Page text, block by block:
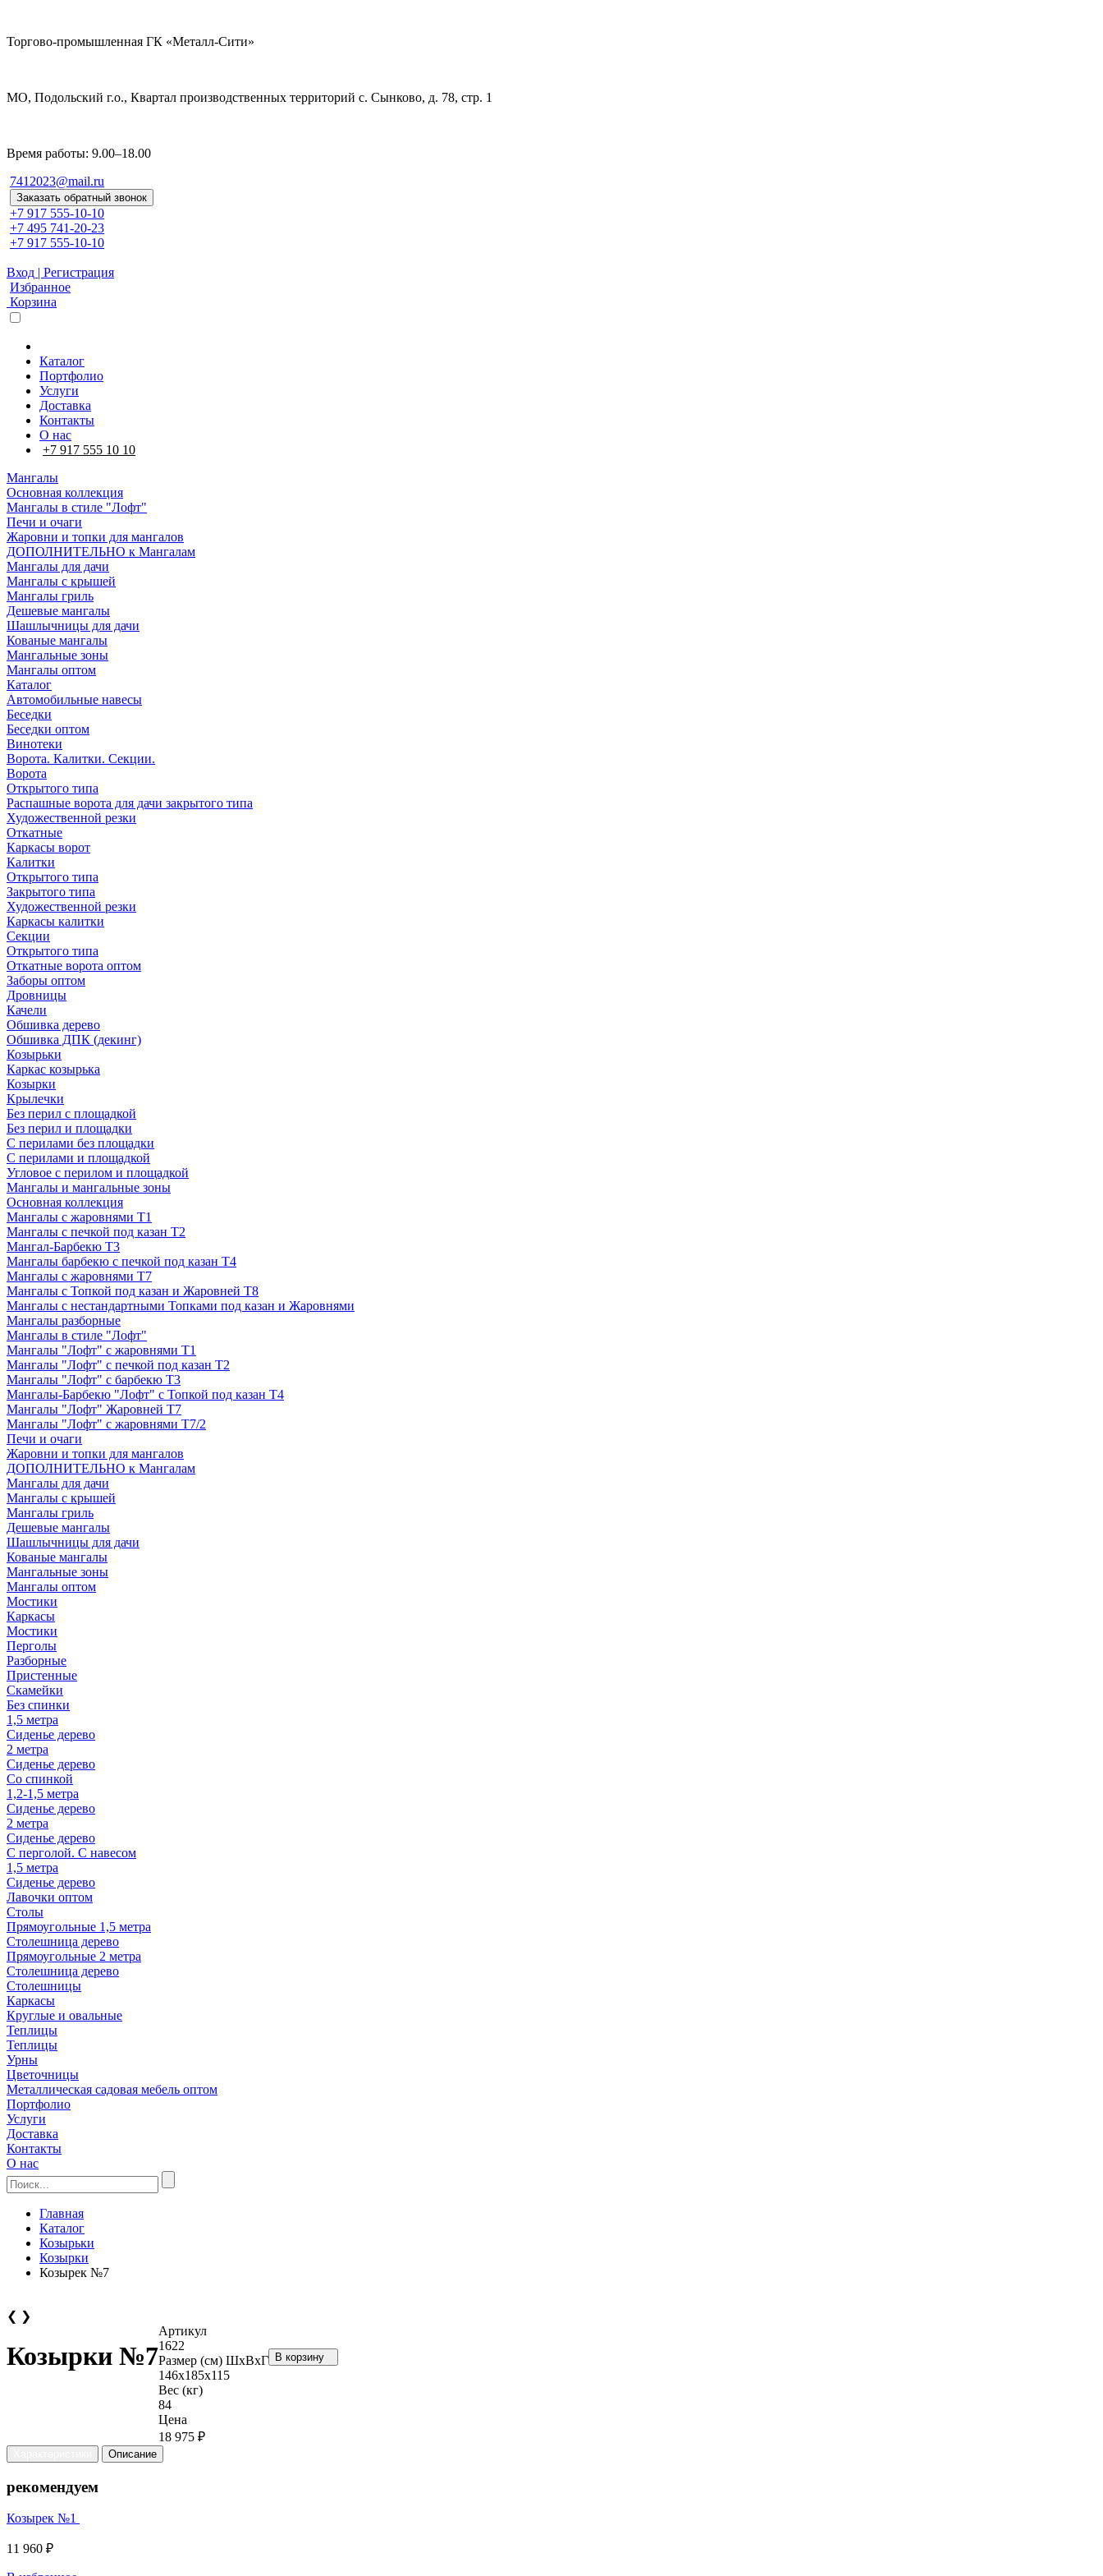
Торгово-промышленная ГК «Металл-Сити»
МО, Подольский г.о., Квартал производственных территорий с. Сынково, д. 78, стр. 1
Время работы: 9.00–18.00
7412023@mail.ru
Заказать обратный звонок
+7 917 555-10-10
+7 495 741-20-23
+7 917 555-10-10
Вход | Регистрация
Избранное
Корзина
Каталог
Портфолио
Услуги
Доставка
Контакты
О нас
+7 917 555 10 10
Мангалы
Основная коллекция
Мангалы в стиле "Лофт"
Печи и очаги
Жаровни и топки для мангалов
ДОПОЛНИТЕЛЬНО к Мангалам
Мангалы для дачи
Мангалы с крышей
Мангалы гриль
Дешевые мангалы
Шашлычницы для дачи
Кованые мангалы
Мангальные зоны
Мангалы оптом
Каталог
Автомобильные навесы
Беседки
Беседки оптом
Винотеки
Ворота. Калитки. Секции.
Ворота
Открытого типа
Распашные ворота для дачи закрытого типа
Художественной резки
Откатные
Каркасы ворот
Калитки
Открытого типа
Закрытого типа
Художественной резки
Каркасы калитки
Секции
Открытого типа
Откатные ворота оптом
Заборы оптом
Дровницы
Качели
Обшивка дерево
Обшивка ДПК (декинг)
Козырьки
Каркас козырька
Козырки
Крылечки
Без перил с площадкой
Без перил и площадки
С перилами без площадки
С перилами и площадкой
Угловое с перилом и площадкой
Мангалы и мангальные зоны
Основная коллекция
Мангалы с жаровнями Т1
Мангалы с печкой под казан Т2
Мангал-Барбекю Т3
Мангалы барбекю с печкой под казан Т4
Мангалы с жаровнями Т7
Мангалы с Топкой под казан и Жаровней Т8
Мангалы с нестандартными Топками под казан и Жаровнями
Мангалы разборные
Мангалы в стиле "Лофт"
Мангалы "Лофт" с жаровнями Т1
Мангалы "Лофт" с печкой под казан Т2
Мангалы "Лофт" с барбекю Т3
Мангалы-Барбекю "Лофт" с Топкой под казан Т4
Мангалы "Лофт" Жаровней Т7
Мангалы "Лофт" с жаровнями Т7/2
Печи и очаги
Жаровни и топки для мангалов
ДОПОЛНИТЕЛЬНО к Мангалам
Мангалы для дачи
Мангалы с крышей
Мангалы гриль
Дешевые мангалы
Шашлычницы для дачи
Кованые мангалы
Мангальные зоны
Мангалы оптом
Мостики
Каркасы
Мостики
Перголы
Разборные
Пристенные
Скамейки
Без спинки
1,5 метра
Сиденье дерево
2 метра
Сиденье дерево
Со спинкой
1,2-1,5 метра
Сиденье дерево
2 метра
Сиденье дерево
С перголой. С навесом
1,5 метра
Сиденье дерево
Лавочки оптом
Столы
Прямоугольные 1,5 метра
Столешница дерево
Прямоугольные 2 метра
Столешница дерево
Столешницы
Каркасы
Круглые и овальные
Теплицы
Теплицы
Урны
Цветочницы
Металлическая садовая мебель оптом
Портфолио
Услуги
Доставка
Контакты
О нас
Главная
Каталог
Козырьки
Козырки
Козырек №7
❮ ❯
Козырки №7
Артикул
1622
Размер (см) ШхВхГ
146х185х115
Вес (кг)
84
Цена
18 975 ₽
В корзину
Описание
рекомендуем
Козырек №1
11 960 ₽